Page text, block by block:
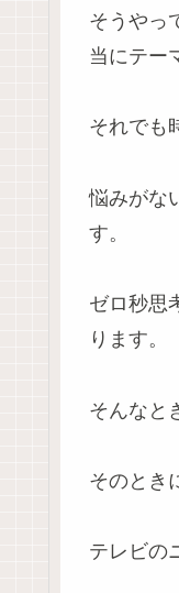
そうやっ
当にテー
それでも
悩みがな
す。
ゼロ秒思
ります。
そんなと
そのとき
テレビの